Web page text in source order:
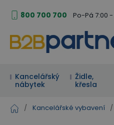
800 700 700 Po-Pá 7:00 -
Kancelářský
nábytek
Židle,
křesla
/ Kancelářské vybavení /